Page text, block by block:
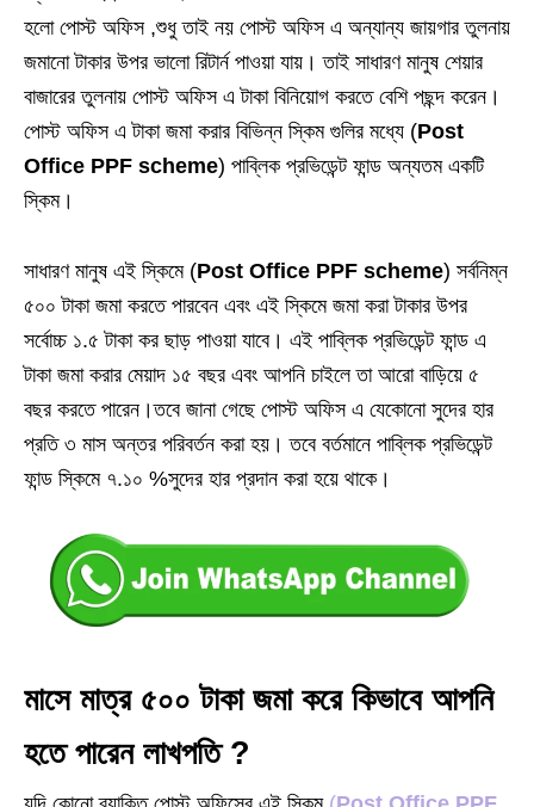
হলো পোস্ট অফিস ,শুধু তাই নয় পোস্ট অফিস এ অন্যান্য জায়গার তুলনায়
জমানো টাকার উপর ভালো রিটার্ন পাওয়া যায়। তাই সাধারণ মানুষ শেয়ার
বাজারের তুলনায় পোস্ট অফিস এ টাকা বিনিয়োগ করতে বেশি পছন্দ করেন।
পোস্ট অফিস এ টাকা জমা করার বিভিন্ন স্কিম গুলির মধ্যে (Post
Office PPF scheme) পাব্লিক প্রভিডেন্ট ফান্ড অন্যতম একটি
স্কিম।
সাধারণ মানুষ এই স্কিমে (Post Office PPF scheme) সর্বনিম্ন
৫০০ টাকা জমা করতে পারবেন এবং এই স্কিমে জমা করা টাকার উপর
সর্বোচ্চ ১.৫ টাকা কর ছাড় পাওয়া যাবে। এই পাব্লিক প্রভিডেন্ট ফান্ড এ
টাকা জমা করার মেয়াদ ১৫ বছর এবং আপনি চাইলে তা আরো বাড়িয়ে ৫
বছর করতে পারেন।তবে জানা গেছে পোস্ট অফিস এ যেকোনো সুদের হার
প্রতি ৩ মাস অন্তর পরিবর্তন করা হয়। তবে বর্তমানে পাব্লিক প্রভিডেন্ট
ফান্ড স্কিমে ৭.১০ %সুদের হার প্রদান করা হয়ে থাকে।
মাসে মাত্র ৫০০ টাকা জমা করে কিভাবে আপনি
হতে পারেন লাখপতি ?